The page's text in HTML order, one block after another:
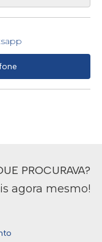
PROCURAVA?
agora mesmo!